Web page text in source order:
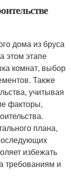
дома из бруса
этом этапе
комнат, выбор
Также
учитывая
факторы,
плана,
избежать
требованиям и